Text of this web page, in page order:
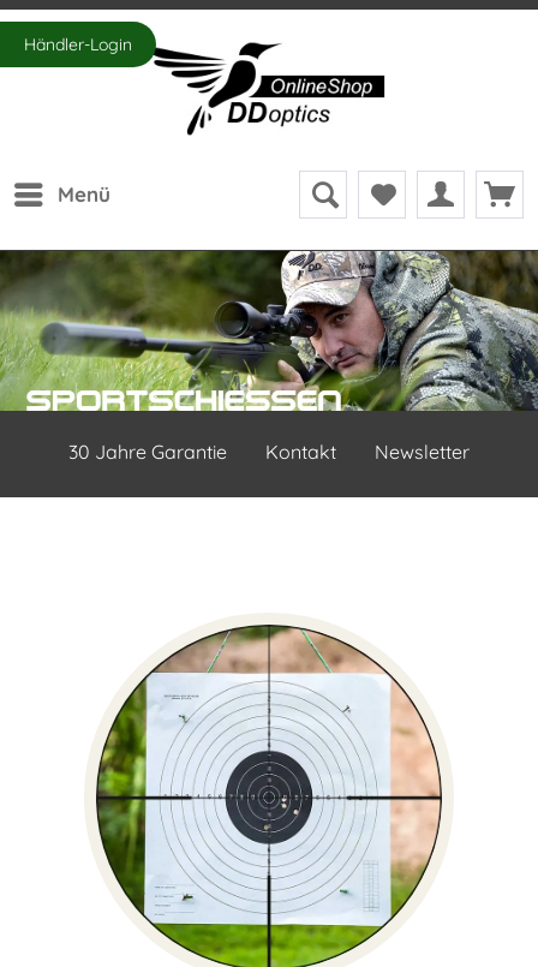
Händler-Login
Menü
30 Jahre Garantie Kontakt Newsletter